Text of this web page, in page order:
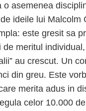
o asemenea
ideile lui
este gresit sa
meritul
au crescut. Un
din greu. Este
merita adus in
celor 10.000